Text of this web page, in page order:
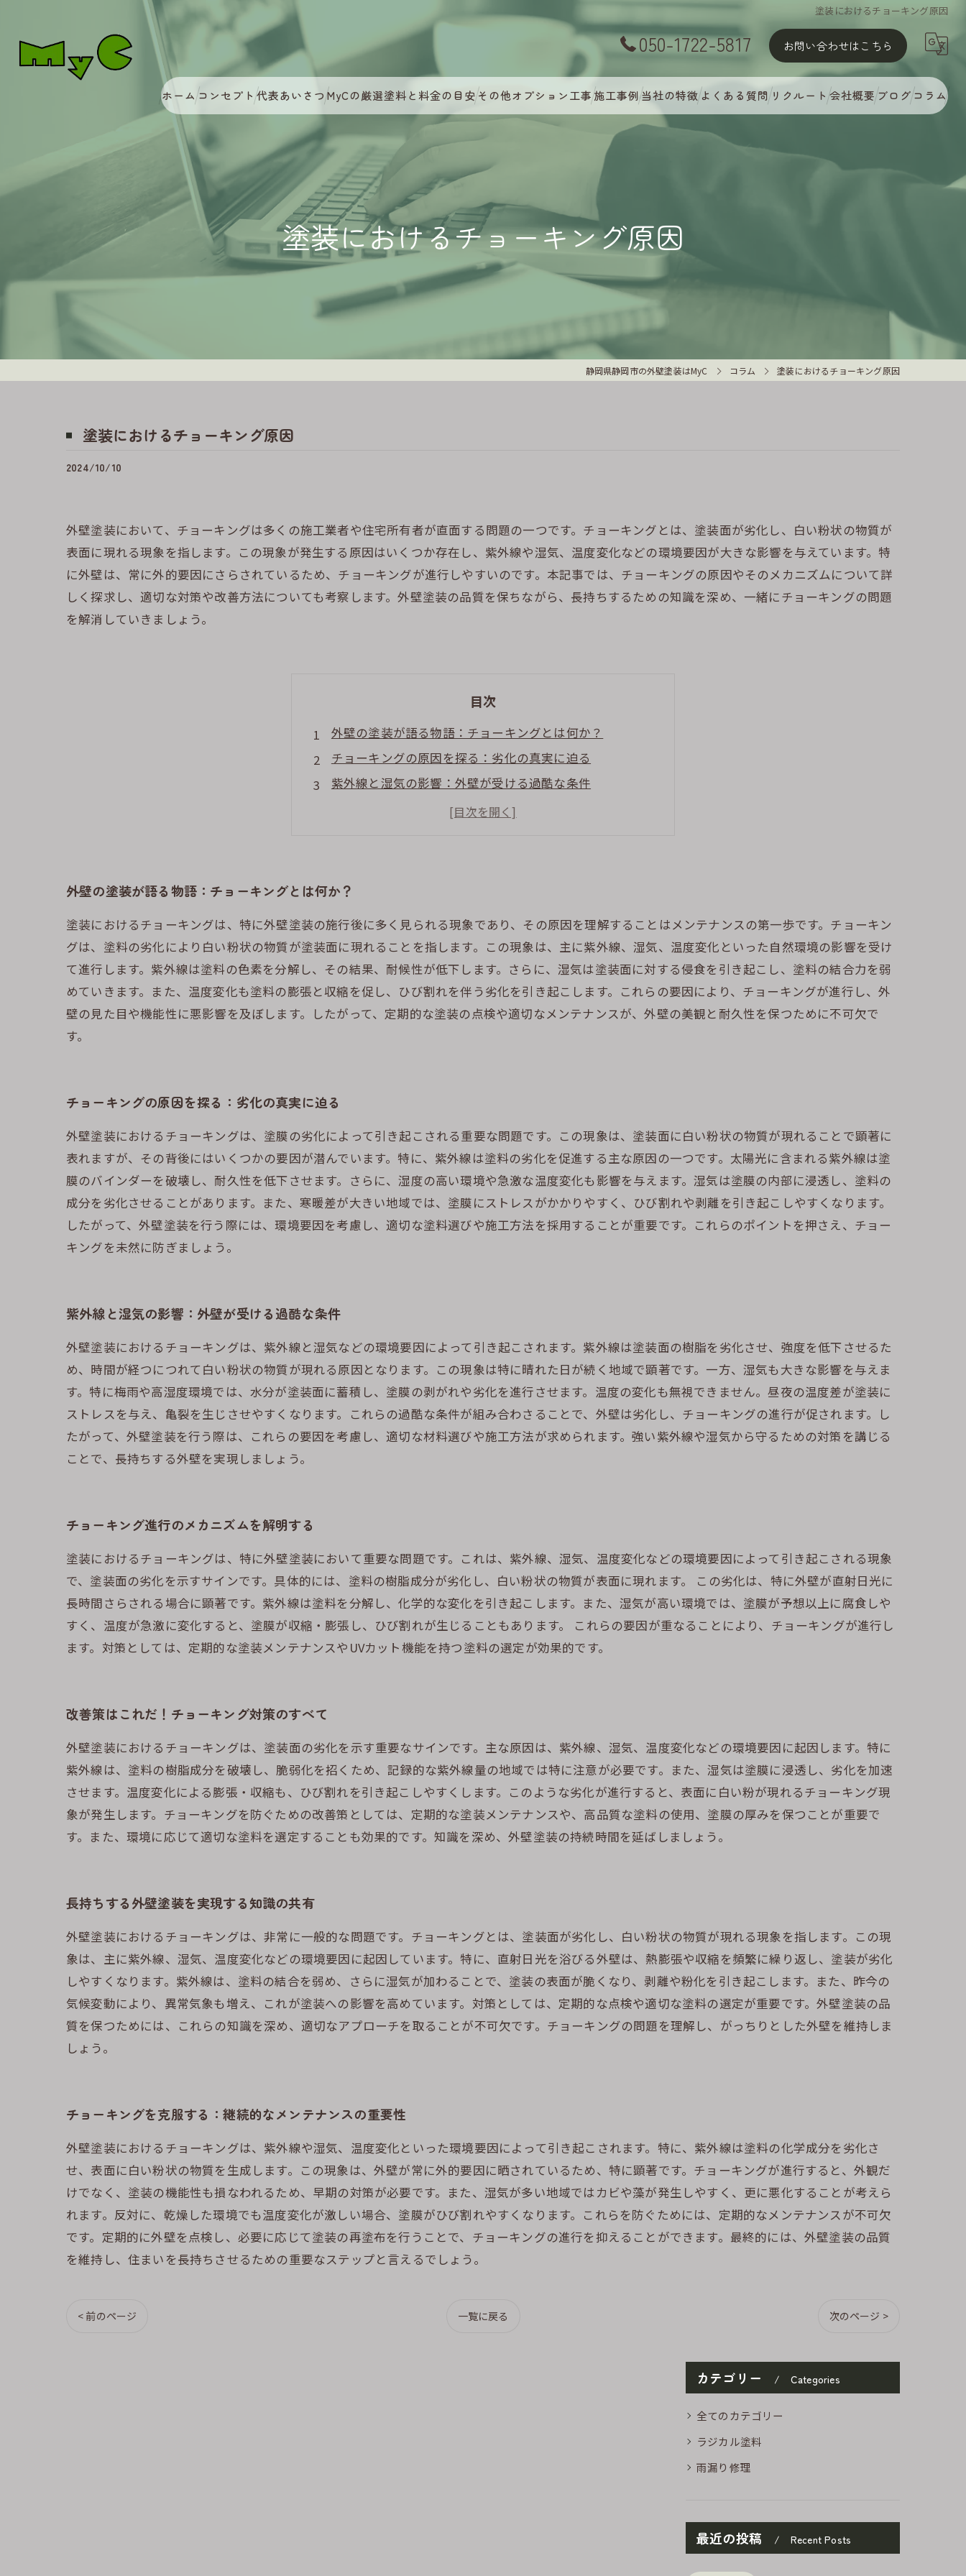
塗装におけるチョーキング原因
050-1722-5817 お問い合わせはこちら
ホーム コンセプト 代表あいさつ MyCの厳選塗料と料金の目安その他オプション工事施工事例当社の特徴
完璧な下地処理
アフターフォロー・定期点検
よくある質問リクルート 会社概要ブログコラム
塗装におけるチョーキング原因
静岡県静岡市の外壁塗装はMyC コラム 塗装におけるチョーキング原因
塗装におけるチョーキング原因
2024/10/10
外壁塗装において、チョーキングは多くの施工業者や住宅所有者が直面する問題の一つです。チョーキングとは、塗装面が劣化し、白い粉状の物質が
表面に現れる現象を指します。この現象が発生する原因はいくつか存在し、紫外線や湿気、温度変化などの環境要因が大きな影響を与えています。特
に外壁は、常に外的要因にさらされているため、チョーキングが進行しやすいのです。本記事では、チョーキングの原因やそのメカニズムについて詳
しく探求し、適切な対策や改善方法についても考察します。外壁塗装の品質を保ちながら、長持ちするための知識を深め、一緒にチョーキングの問題
を解消していきましょう。
目次
外壁の塗装が語る物語：チョーキングとは何か？
チョーキングの原因を探る：劣化の真実に迫る
紫外線と湿気の影響：外壁が受ける過酷な条件
チョーキング進行のメカニズムを解明する
チョーキングを克服する：継続的なメンテナンスの重要性
外壁の塗装が語る物語：チョーキングとは何か？
塗装におけるチョーキングは、特に外壁塗装の施行後に多く見られる現象であり、その原因を理解することはメンテナンスの第一歩です。チョーキン
グは、塗料の劣化により白い粉状の物質が塗装面に現れることを指します。この現象は、主に紫外線、湿気、温度変化といった自然環境の影響を受け
て進行します。紫外線は塗料の色素を分解し、その結果、耐候性が低下します。さらに、湿気は塗装面に対する侵食を引き起こし、塗料の結合力を弱
めていきます。また、温度変化も塗料の膨張と収縮を促し、ひび割れを伴う劣化を引き起こします。これらの要因により、チョーキングが進行し、外
壁の見た目や機能性に悪影響を及ぼします。したがって、定期的な塗装の点検や適切なメンテナンスが、外壁の美観と耐久性を保つために不可欠で
す。
チョーキングの原因を探る：劣化の真実に迫る
外壁塗装におけるチョーキングは、塗膜の劣化によって引き起こされる重要な問題です。この現象は、塗装面に白い粉状の物質が現れることで顕著に
表れますが、その背後にはいくつかの要因が潜んでいます。特に、紫外線は塗料の劣化を促進する主な原因の一つです。太陽光に含まれる紫外線は塗
膜のバインダーを破壊し、耐久性を低下させます。さらに、湿度の高い環境や急激な温度変化も影響を与えます。湿気は塗膜の内部に浸透し、塗料の
成分を劣化させることがあります。また、寒暖差が大きい地域では、塗膜にストレスがかかりやすく、ひび割れや剥離を引き起こしやすくなります。
したがって、外壁塗装を行う際には、環境要因を考慮し、適切な塗料選びや施工方法を採用することが重要です。これらのポイントを押さえ、チョー
キングを未然に防ぎましょう。
紫外線と湿気の影響：外壁が受ける過酷な条件
外壁塗装におけるチョーキングは、紫外線と湿気などの環境要因によって引き起こされます。紫外線は塗装面の樹脂を劣化させ、強度を低下させるた
め、時間が経つにつれて白い粉状の物質が現れる原因となります。この現象は特に晴れた日が続く地域で顕著です。一方、湿気も大きな影響を与えま
す。特に梅雨や高湿度環境では、水分が塗装面に蓄積し、塗膜の剥がれや劣化を進行させます。温度の変化も無視できません。昼夜の温度差が塗装に
ストレスを与え、亀裂を生じさせやすくなります。これらの過酷な条件が組み合わさることで、外壁は劣化し、チョーキングの進行が促されます。し
たがって、外壁塗装を行う際は、これらの要因を考慮し、適切な材料選びや施工方法が求められます。強い紫外線や湿気から守るための対策を講じる
ことで、長持ちする外壁を実現しましょう。
チョーキング進行のメカニズムを解明する
塗装におけるチョーキングは、特に外壁塗装において重要な問題です。これは、紫外線、湿気、温度変化などの環境要因によって引き起こされる現象
で、塗装面の劣化を示すサインです。具体的には、塗料の樹脂成分が劣化し、白い粉状の物質が表面に現れます。 この劣化は、特に外壁が直射日光に
長時間さらされる場合に顕著です。紫外線は塗料を分解し、化学的な変化を引き起こします。また、湿気が高い環境では、塗膜が予想以上に腐食しや
すく、温度が急激に変化すると、塗膜が収縮・膨張し、ひび割れが生じることもあります。 これらの要因が重なることにより、チョーキングが進行し
ます。対策としては、定期的な塗装メンテナンスやUVカット機能を持つ塗料の選定が効果的です。
改善策はこれだ！チョーキング対策のすべて
外壁塗装におけるチョーキングは、塗装面の劣化を示す重要なサインです。主な原因は、紫外線、湿気、温度変化などの環境要因に起因します。特に
紫外線は、塗料の樹脂成分を破壊し、脆弱化を招くため、記録的な紫外線量の地域では特に注意が必要です。また、湿気は塗膜に浸透し、劣化を加速
させます。温度変化による膨張・収縮も、ひび割れを引き起こしやすくします。このような劣化が進行すると、表面に白い粉が現れるチョーキング現
象が発生します。チョーキングを防ぐための改善策としては、定期的な塗装メンテナンスや、高品質な塗料の使用、塗膜の厚みを保つことが重要で
す。また、環境に応じて適切な塗料を選定することも効果的です。知識を深め、外壁塗装の持続時間を延ばしましょう。
長持ちする外壁塗装を実現する知識の共有
外壁塗装におけるチョーキングは、非常に一般的な問題です。チョーキングとは、塗装面が劣化し、白い粉状の物質が現れる現象を指します。この現
象は、主に紫外線、湿気、温度変化などの環境要因に起因しています。特に、直射日光を浴びる外壁は、熱膨張や収縮を頻繁に繰り返し、塗装が劣化
しやすくなります。紫外線は、塗料の結合を弱め、さらに湿気が加わることで、塗装の表面が脆くなり、剥離や粉化を引き起こします。また、昨今の
気候変動により、異常気象も増え、これが塗装への影響を高めています。対策としては、定期的な点検や適切な塗料の選定が重要です。外壁塗装の品
質を保つためには、これらの知識を深め、適切なアプローチを取ることが不可欠です。チョーキングの問題を理解し、がっちりとした外壁を維持しま
しょう。
チョーキングを克服する：継続的なメンテナンスの重要性
外壁塗装におけるチョーキングは、紫外線や湿気、温度変化といった環境要因によって引き起こされます。特に、紫外線は塗料の化学成分を劣化さ
せ、表面に白い粉状の物質を生成します。この現象は、外壁が常に外的要因に晒されているため、特に顕著です。チョーキングが進行すると、外観だ
けでなく、塗装の機能性も損なわれるため、早期の対策が必要です。また、湿気が多い地域ではカビや藻が発生しやすく、更に悪化することが考えら
れます。反対に、乾燥した環境でも温度変化が激しい場合、塗膜がひび割れやすくなります。これらを防ぐためには、定期的なメンテナンスが不可欠
です。定期的に外壁を点検し、必要に応じて塗装の再塗布を行うことで、チョーキングの進行を抑えることができます。最終的には、外壁塗装の品質
を維持し、住まいを長持ちさせるための重要なステップと言えるでしょう。
< 前のページ 一覧に戻る 次のページ >
カテゴリー Categories
全てのカテゴリー
ラジカル塗料
雨漏り修理
最近の投稿 Recent Posts